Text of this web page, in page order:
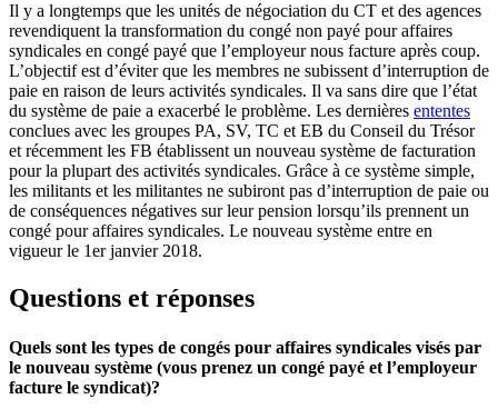
Il y a longtemps que les unités de négociation du CT et des agences
revendiquent la transformation du congé non payé pour affaires
syndicales en congé payé que l’employeur nous facture après coup.
L’objectif est d’éviter que les membres ne subissent d’interruption de
paie en raison de leurs activités syndicales. Il va sans dire que l’état
du système de paie a exacerbé le problème. Les dernières ententes
conclues avec les groupes PA, SV, TC et EB du Conseil du Trésor
et récemment les FB établissent un nouveau système de facturation
pour la plupart des activités syndicales. Grâce à ce système simple,
les militants et les militantes ne subiront pas d’interruption de paie ou
de conséquences négatives sur leur pension lorsqu’ils prennent un
congé pour affaires syndicales. Le nouveau système entre en
vigueur le 1er janvier 2018.
Questions et réponses
Quels sont les types de congés pour affaires syndicales visés par
le nouveau système (vous prenez un congé payé et l’employeur
facture le syndicat)?